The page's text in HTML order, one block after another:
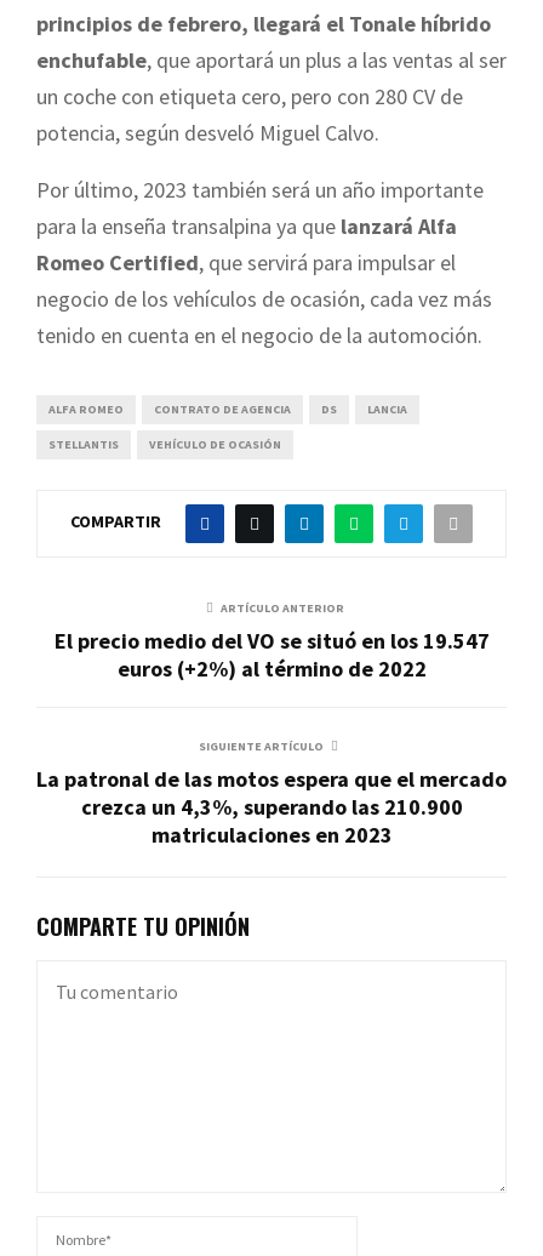
principios de febrero, llegará el Tonale híbrido
enchufable, que aportará un plus a las ventas al ser
un coche con etiqueta cero, pero con 280 CV de
potencia, según desveló Miguel Calvo.
Por último, 2023 también será un año importante
para la enseña transalpina ya que lanzará Alfa
Romeo Certified, que servirá para impulsar el
negocio de los vehículos de ocasión, cada vez más
tenido en cuenta en el negocio de la automoción.
ALFA ROMEO CONTRATO DE AGENCIA DS LANCIA
STELLANTIS VEHÍCULO DE OCASIÓN
COMPARTIR
ARTÍCULO ANTERIOR
El precio medio del VO se situó en los 19.547
euros (+2%) al término de 2022
SIGUIENTE ARTÍCULO
La patronal de las motos espera que el mercado
crezca un 4,3%, superando las 210.900
matriculaciones en 2023
COMPARTE TU OPINIÓN